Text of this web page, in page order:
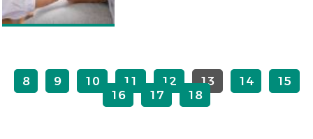
8 9 10 11 12 13 14
15
16
17 18